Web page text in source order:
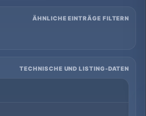
ÄHNLICHE EINTRÄGE FILTERN
TECHNISCHE UND LISTING-DATEN